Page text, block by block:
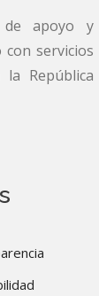
de apoyo y
servicios
República